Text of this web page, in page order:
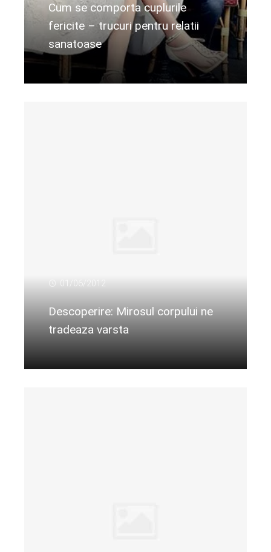
Cum se comporta cuplurile
fericite – trucuri pentru relatii
sanatoase
Citeste mai departe...
01/06/2012
Descoperire: Mirosul corpului ne
tradeaza varsta